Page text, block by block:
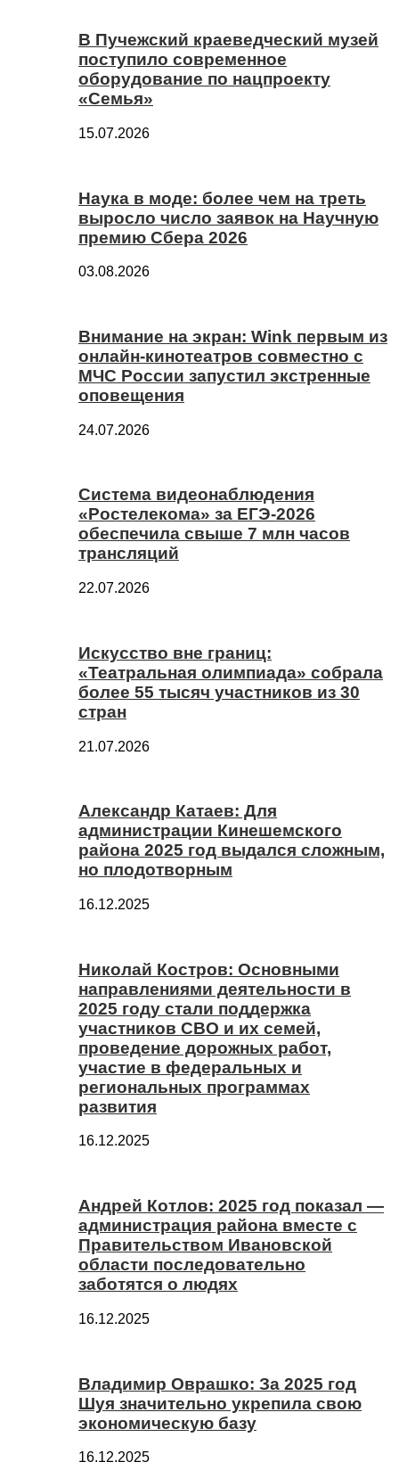
В Пучежский краеведческий музей
поступило современное
оборудование по нацпроекту
«Семья»
15.07.2026
Наука в моде: более чем на треть
выросло число заявок на Научную
премию Сбера 2026
03.08.2026
Внимание на экран: Wink первым из
онлайн-кинотеатров совместно с
МЧС России запустил экстренные
оповещения
24.07.2026
Система видеонаблюдения
«Ростелекома» за ЕГЭ-2026
обеспечила свыше 7 млн часов
трансляций
22.07.2026
Искусство вне границ:
«Театральная олимпиада» собрала
более 55 тысяч участников из 30
стран
21.07.2026
Александр Катаев: Для
администрации Кинешемского
района 2025 год выдался сложным,
но плодотворным
16.12.2025
Николай Костров: Основными
направлениями деятельности в
2025 году стали поддержка
участников СВО и их семей,
проведение дорожных работ,
участие в федеральных и
региональных программах
развития
16.12.2025
Андрей Котлов: 2025 год показал —
администрация района вместе с
Правительством Ивановской
области последовательно
заботятся о людях
16.12.2025
Владимир Оврашко: За 2025 год
Шуя значительно укрепила свою
экономическую базу
16.12.2025